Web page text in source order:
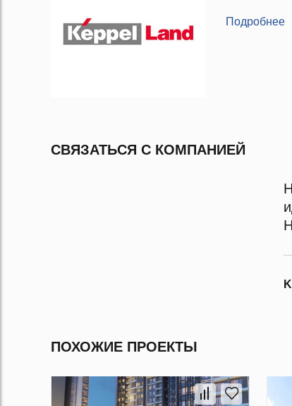
Подробнее
СВЯЗАТЬСЯ С КОМПАНИЕЙ
ПОХОЖИЕ ПРОЕКТЫ